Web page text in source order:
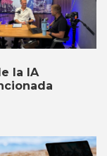
la IA